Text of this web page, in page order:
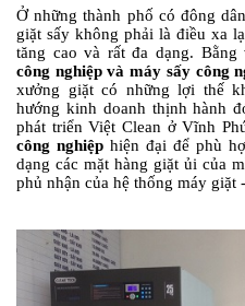
Ở những thành phố có đông
giặt sấy không phải là điều xa
tăng cao và rất đa dạng.
công nghiệp và máy sấy công
xưởng giặt có những lợi thế
hướng kinh doanh thịnh hành
phát triển Việt Clean ở Vĩnh
công nghiệp hiện đại để phù
dạng các mặt hàng giặt ủi của
phủ nhận của hệ thống máy